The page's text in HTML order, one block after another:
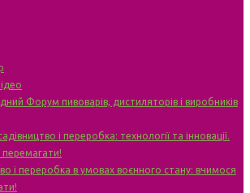
Форум пивоварів, дистиляторів і виробників
і переробка: технології та інновації.
і переробка в умовах воєнного стану: вчимося